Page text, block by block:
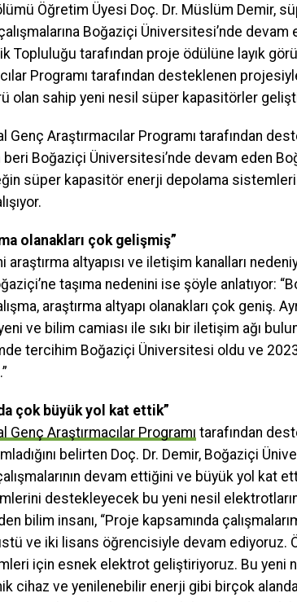
Öğretim Üyesi Doç. Dr. Müslüm Demir,
Boğaziçi Üniversitesi’nde devam
Topluluğu tarafından proje ödülüne layık
Programı tarafından desteklenen
olan sahip yeni nesil süper kapasitörler
Genç Araştırmacılar Programı tarafından
beri Boğaziçi Üniversitesi’nde devam eden
süper kapasitör enerji depolama
olanakları çok gelişmiş”
araştırma altyapısı ve iletişim kanalları
taşıma nedenini ise şöyle anlatıyor:
araştırma altyapı olanakları çok geniş.
ve bilim camiası ile sıkı bir iletişim ağı
tercihim Boğaziçi Üniversitesi oldu ve 2023
çok büyük yol kat ettik”
Genç Araştırmacılar Programı tarafından
belirten Doç. Dr. Demir, Boğaziçi
devam ettiğini ve büyük yol kat
destekleyecek bu yeni nesil elektrotların
bilim insanı, “Proje kapsamında
ve iki lisans öğrencisiyle devam ediyoruz.
için esnek elektrot geliştiriyoruz. Bu yeni
cihaz ve yenilenebilir enerji gibi birçok